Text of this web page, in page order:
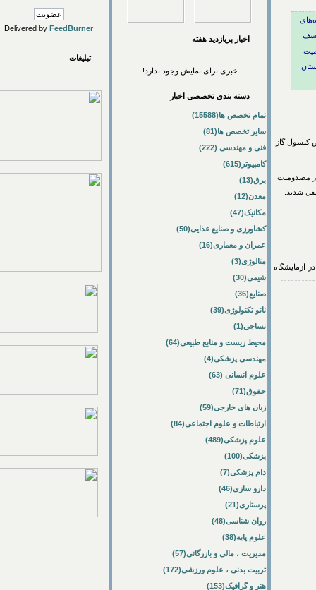
گاز
اخبار پربازديد هفته
خبری برای نمایش وجود ندارد!
دسته بندی تخصصی اخبار
تمام تخصص ها(15588)
سایر تخصص ها(81)
فنی و مهندسی (222)
کامپیوتر(615)
برق(13)
معدن(12)
مکانیک(47)
کشاورزی و صنایع غذایی(50)
عمران و معماری(16)
متالوژی(3)
شیمی(30)
صنایع(36)
نانو تکنولوژی(39)
نساجی(1)
محیط زیست و منابع طبیعی(64)
مهندسی پزشکی(4)
علوم انسانی (63)
حقوق(71)
زبان های خارجی(59)
ارتباطات و علوم اجتماعی(84)
علوم پزشکی(489)
پزشکی(100)
دام پزشکی(7)
دارو سازی(46)
پرستاری(21)
روان شناسی(48)
علوم پایه(38)
مدیریت ، مالی و بازرگانی(57)
تربیت بدنی ، علوم ورزشی(172)
هنر و گرافیک(153)
Delivered byFeedBurner
تبلیغات